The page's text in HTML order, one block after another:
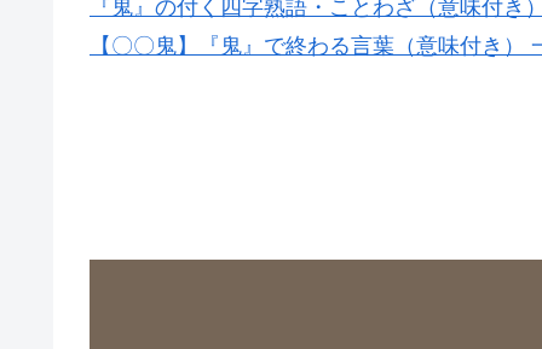
『鬼』の付く四字熟語・ことわざ（意味付き
【〇〇鬼】『鬼』で終わる言葉（意味付き）